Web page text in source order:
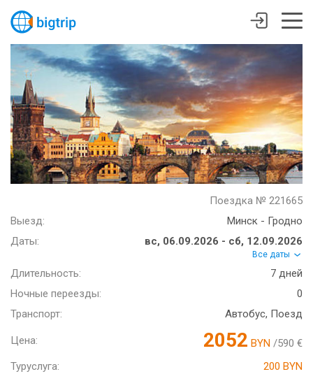
Поездка № 221665
Выезд:
Минск - Гродно
Даты:
вс, 06.09.2026 - сб, 12.09.2026
Все даты
Длительность:
7 дней
Ночные переезды:
0
Транспорт:
Автобус, Поезд
Цена: 2052 BYN /590 €
Туруслуга:
200 BYN